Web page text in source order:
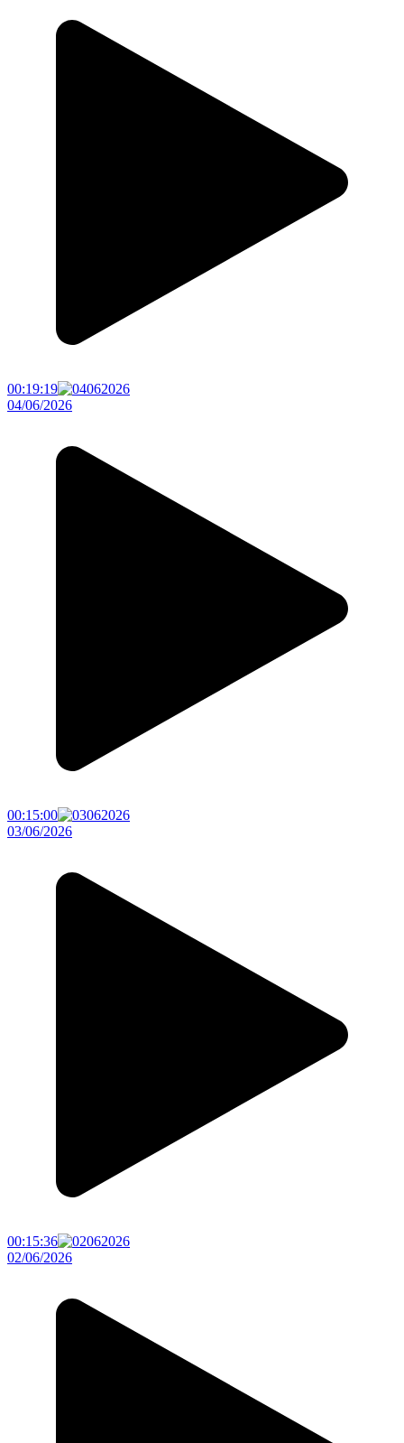
00:19:19
04/06/2026
00:15:00
03/06/2026
00:15:36
02/06/2026